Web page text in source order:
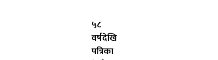
५८
वर्षदेखि
पत्रिका